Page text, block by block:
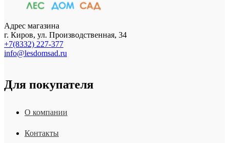
Адрес магазина
г. Киров, ул. Производственная, 34
+7(8332) 227-377
info@lesdomsad.ru
Для покупателя
О компании
Контакты